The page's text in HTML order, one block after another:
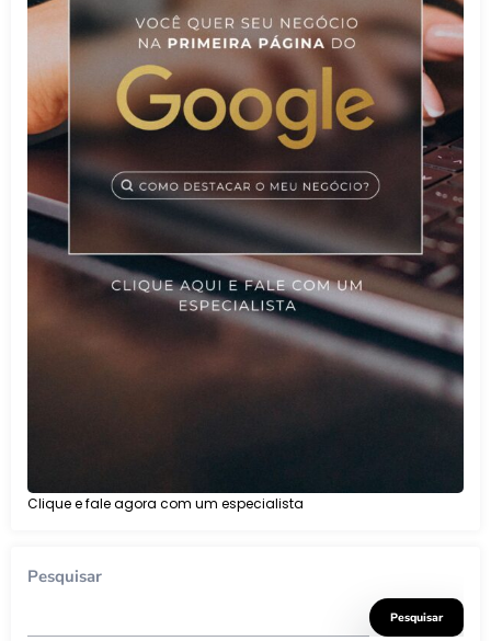
Clique e fale agora com um especialista
Pesquisar
Pesquisar